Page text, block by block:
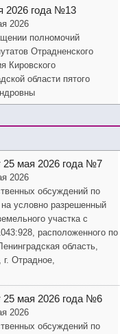
2026 года №13
2026
полномочий
Отрадненского
Кировского
области пятого
25 мая 2026 года №7
2026
обсуждений по
условно разрешенный
участка с
расположенного по
область,
г. Отрадное,
25 мая 2026 года №6
2026
обсуждений по